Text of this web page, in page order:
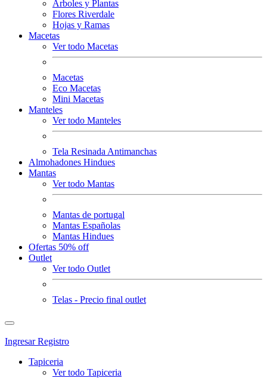
Arboles y Plantas
Flores Riverdale
Hojas y Ramas
Macetas
Ver todo Macetas
Macetas
Eco Macetas
Mini Macetas
Manteles
Ver todo Manteles
Tela Resinada Antimanchas
Almohadones Hindues
Mantas
Ver todo Mantas
Mantas de portugal
Mantas Españolas
Mantas Hindues
Ofertas 50% off
Outlet
Ver todo Outlet
Telas - Precio final outlet
IngresarRegistro
Tapiceria
Ver todo Tapiceria